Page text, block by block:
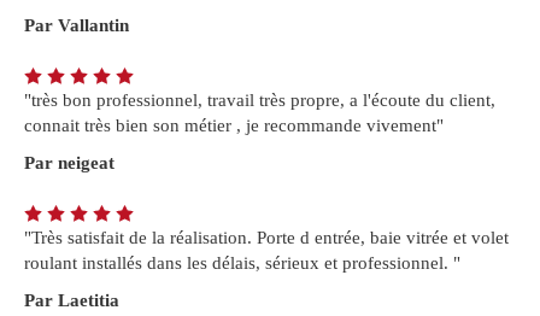
Par Vallantin
"très bon professionnel, travail très propre, a l'écoute du client,
connait très bien son métier , je recommande vivement"
Par neigeat
"Très satisfait de la réalisation. Porte d entrée, baie vitrée et volet
roulant installés dans les délais, sérieux et professionnel. "
Par Laetitia